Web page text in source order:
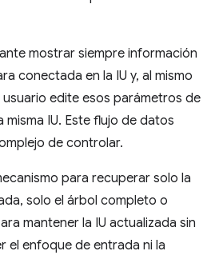
mostrar siempre información
conectada en la IU y, al mismo
edite esos parámetros de
IU. Este flujo de datos
de controlar.
para recuperar solo la
solo el árbol completo o
mantener la IU actualizada sin
el enfoque de entrada ni la